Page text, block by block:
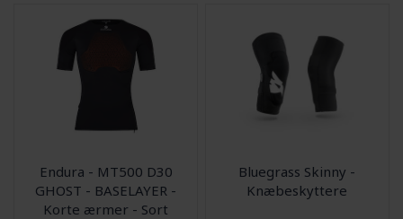
Endura - MT500 D30
GHOST - BASELAYER -
Korte ærmer - Sort
Bluegrass Skinny -
Knæbeskyttere